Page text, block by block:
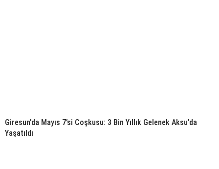
Giresun’da Mayıs 7’si Coşkusu: 3 Bin Yıllık Gelenek Aksu’da
Yaşatıldı